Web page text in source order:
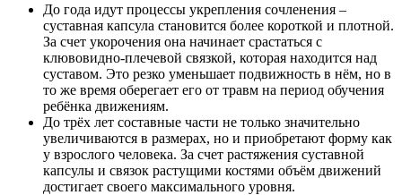
До года идут процессы укрепления сочленения –
суставная капсула становится более короткой и плотной.
За счет укорочения она начинает срастаться с
клювовидно-плечевой связкой, которая находится над
суставом. Это резко уменьшает подвижность в нём, но в
то же время оберегает его от травм на период обучения
ребёнка движениям.
До трёх лет составные части не только значительно
увеличиваются в размерах, но и приобретают форму как
у взрослого человека. За счет растяжения суставной
капсулы и связок растущими костями объём движений
достигает своего максимального уровня.